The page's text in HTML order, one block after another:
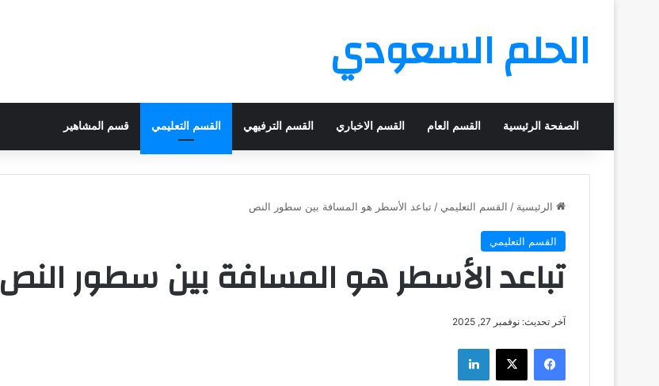
الحلم السعودي
الصفحة الرئيسية القسم العام القسم الاخباري القسم الترفيهي القسم التعليمي قسم المشاهير
الرئيسية / القسم التعليمي / تباعد الأسطر هو المسافة بين سطور النص
القسم التعليمي
تباعد الأسطر هو المسافة بين سطور النص
آخر تحديث: نوفمبر 27, 2025
فيسبوك ‫X لينكدإن